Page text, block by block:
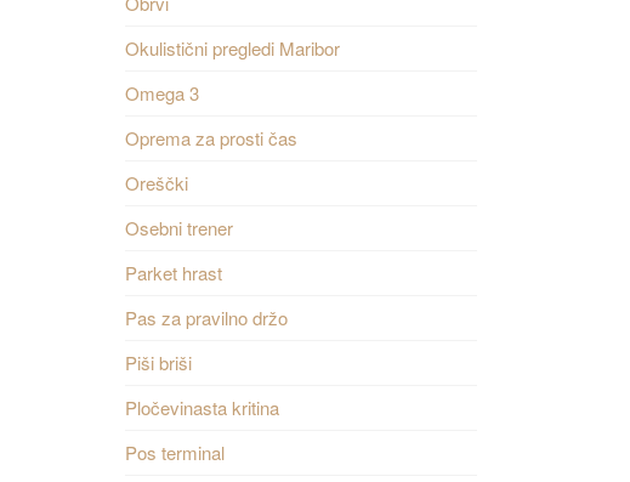
Okulistični pregledi Maribor
Omega 3
Oprema za prosti čas
Oreščki
Osebni trener
Parket hrast
Pas za pravilno držo
Piši briši
Pločevinasta kritina
Pos terminal